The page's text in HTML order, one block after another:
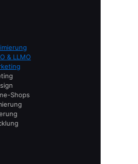
& LLMO
Shops